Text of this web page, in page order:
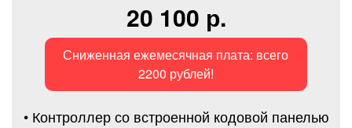
20 100 р.
Сниженная ежемесячная плата: всего
2200 рублей!
• Контроллер со встроенной кодовой панелью